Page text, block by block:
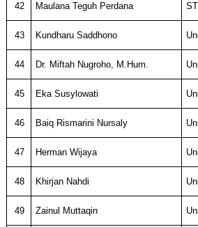
42 Maulana Teguh Perdana
43 Kundharu Saddhono
44 Dr. Miftah Nugroho, M.Hum.
45 Eka Susylowati
46 Baiq Rismarini Nursaly
47 Herman Wijaya
48 Khirjan Nahdi
49 Zainul Muttaqin